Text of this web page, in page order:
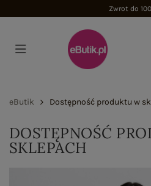
Zwrot do
eButik Dostępność produktu w
DOSTĘPNOŚĆ
SKLEPACH